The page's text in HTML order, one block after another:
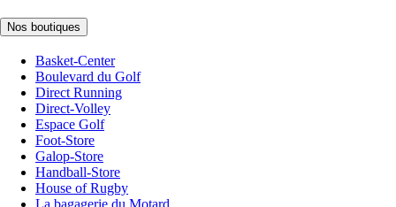
Nos boutiques
Basket-Center
Boulevard du Golf
Direct Running
Direct-Volley
Espace Golf
Foot-Store
Galop-Store
Handball-Store
House of Rugby
La bagagerie du Motard